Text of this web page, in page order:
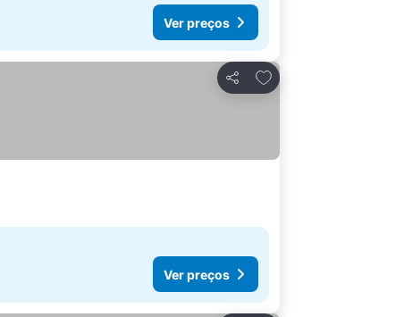
Ver preços
Partilhar
Adicionar aos favoritos
Ver preços